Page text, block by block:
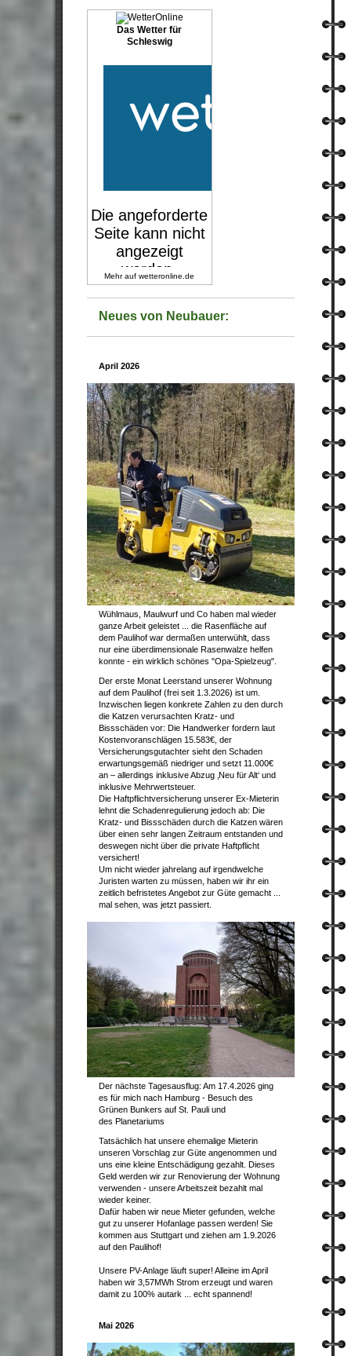
Das Wetter für
Schleswig
Mehr aufwetteronline.de
Neues von Neubauer:
April 2026
Wühlmaus, Maulwurf und Co haben mal wieder
ganze Arbeit geleistet ... die Rasenfläche auf
dem Paulihof war dermaßen unterwühlt, dass
nur eine überdimensionale Rasenwalze helfen
konnte - ein wirklich schönes "Opa-Spielzeug".
Der erste Monat Leerstand unserer Wohnung
auf dem Paulihof (frei seit 1.3.2026) ist um.
Inzwischen liegen konkrete Zahlen zu den durch
die Katzen verursachten Kratz- und
Bissschäden vor: Die Handwerker fordern laut
Kostenvoranschlägen 15.583€, der
Versicherungsgutachter sieht den Schaden
erwartungsgemäß niedriger und setzt 11.000€
an – allerdings inklusive Abzug ‚Neu für Alt‘ und
inklusive Mehrwertsteuer.
Die Haftpflichtversicherung unserer Ex-Mieterin
lehnt die Schadenregulierung jedoch ab: Die
Kratz- und Bissschäden durch die Katzen wären
über einen sehr langen Zeitraum entstanden und
deswegen nicht über die private Haftpflicht
versichert!
Um nicht wieder jahrelang auf irgendwelche
Juristen warten zu müssen, haben wir ihr ein
zeitlich befristetes Angebot zur Güte gemacht ...
mal sehen, was jetzt passiert.
Der nächste Tagesausflug: Am 17.4.2026 ging
es für mich nach Hamburg - Besuch des
Grünen Bunkers auf St. Pauli und
des Planetariums
Tatsächlich hat unsere ehemalige Mieterin
unseren Vorschlag zur Güte angenommen und
uns eine kleine Entschädigung gezahlt. Dieses
Geld werden wir zur Renovierung der Wohnung
verwenden - unsere Arbeitszeit bezahlt mal
wieder keiner.
Dafür haben wir neue Mieter gefunden, welche
gut zu unserer Hofanlage passen werden! Sie
kommen aus Stuttgart und ziehen am 1.9.2026
auf den Paulihof!
Unsere PV-Anlage läuft super! Alleine im April
haben wir 3,57MWh Strom erzeugt und waren
damit zu 100% autark ... echt spannend!
Mai 2026